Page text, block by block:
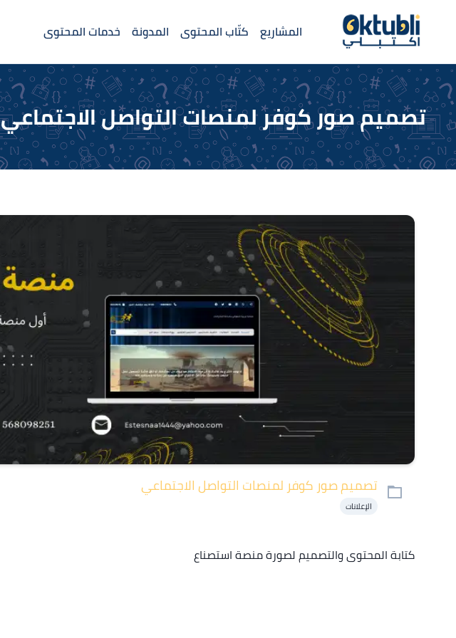
المشاريع كتّاب المحتوى المدونة خدمات المحتوى
تصميم صور كوفر لمنصات التواصل الاجتماعي
تصميم صور كوفر لمنصات التواصل الاجتماعي
الإعلانات
كتابة المحتوى والتصميم لصورة منصة استصناع